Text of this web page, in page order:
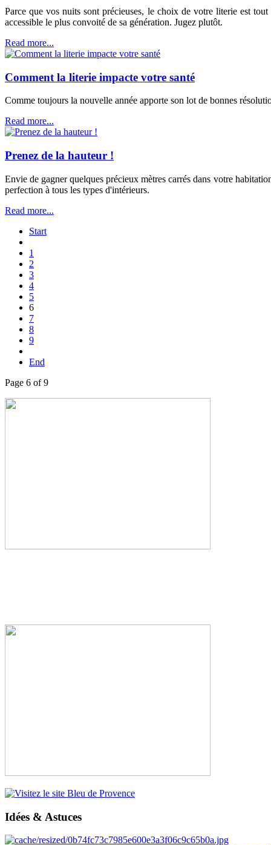
Parce que vos nuits sont précieuses, le choix de votre literie est
accessible le plus convoité de sa génération. Jugez plutôt.
Read more...
Comment la literie impacte votre santé
Comme toujours la nouvelle année apporte son lot de bonnes
Read more...
Prenez de la hauteur !
Envie de gagner quelques précieux mètres carrés dans votre
perfection à tous les types d'intérieurs.
Read more...
Start
1
2
3
4
5
6
7
8
9
End
Page 6 of 9
Idées & Astuces